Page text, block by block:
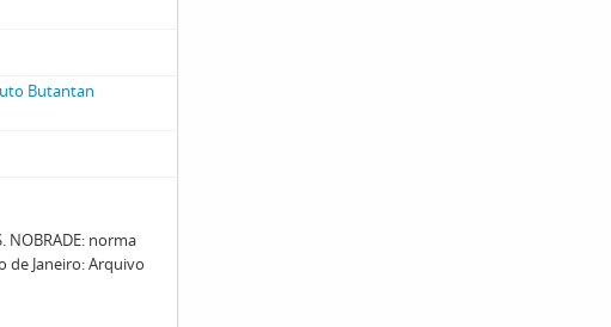
Butantan
NOBRADE: norma
de Janeiro: Arquivo